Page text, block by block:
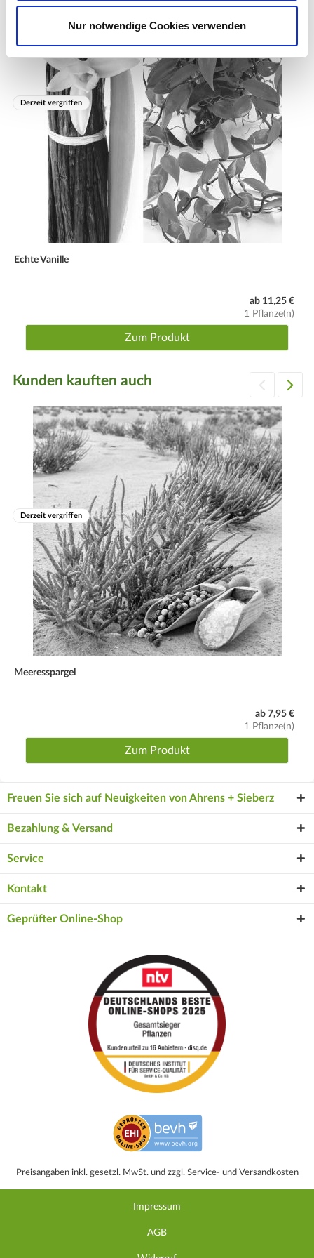
Nur notwendige Cookies verwenden
Derzeit vergriffen
Echte Vanille
ab 11,25 €
1 Pflanze(n)
Zum Produkt
Kunden kauften auch
Derzeit vergriffen
Meeresspargel
ab 7,95 €
1 Pflanze(n)
Zum Produkt
Freuen Sie sich auf Neuigkeiten von Ahrens + Sieberz
Bezahlung & Versand
Service
Kontakt
Geprüfter Online-Shop
Preisangaben inkl. gesetzl. MwSt. und zzgl. Service- und Versandkosten
Impressum
AGB